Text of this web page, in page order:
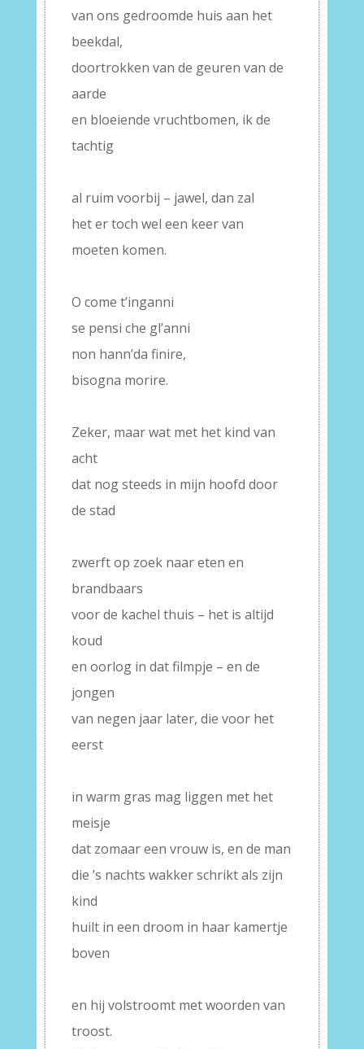
van ons gedroomde huis aan het
beekdal,
doortrokken van de geuren van de
aarde
en bloeiende vruchtbomen, ik de
tachtig
al ruim voorbij – jawel, dan zal
het er toch wel een keer van
moeten komen.
O come t’inganni
se pensi che gl’anni
non hann’da finire,
bisogna morire.
Zeker, maar wat met het kind van
acht
dat nog steeds in mijn hoofd door
de stad
zwerft op zoek naar eten en
brandbaars
voor de kachel thuis – het is altijd
koud
en oorlog in dat filmpje – en de
jongen
van negen jaar later, die voor het
eerst
in warm gras mag liggen met het
meisje
dat zomaar een vrouw is, en de man
die ’s nachts wakker schrikt als zijn
kind
huilt in een droom in haar kamertje
boven
en hij volstroomt met woorden van
troost.